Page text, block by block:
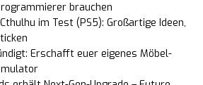
brauchen
im Test (PS5): Großartige Ideen,
Erschafft euer eigenes Möbel-